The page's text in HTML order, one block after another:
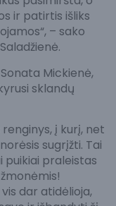
ir patirtis išliks
– sako
Mickienė,
sklandų
į kurį, net
sugrįžti. Tai
puikiai praleistas
dar atidėlioja,